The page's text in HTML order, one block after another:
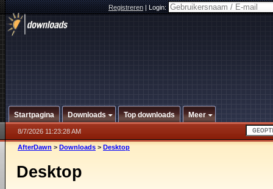
Registreren|Login:
Startpagina Downloads Top downloads Meer
8/7/2026 11:23:28 AM
AfterDawn > Downloads > Desktop
Desktop